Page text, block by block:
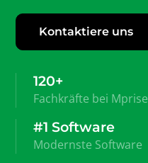
Kontaktiere uns
120+
Fachkräfte bei Mprise
#1 Software
Modernste Software